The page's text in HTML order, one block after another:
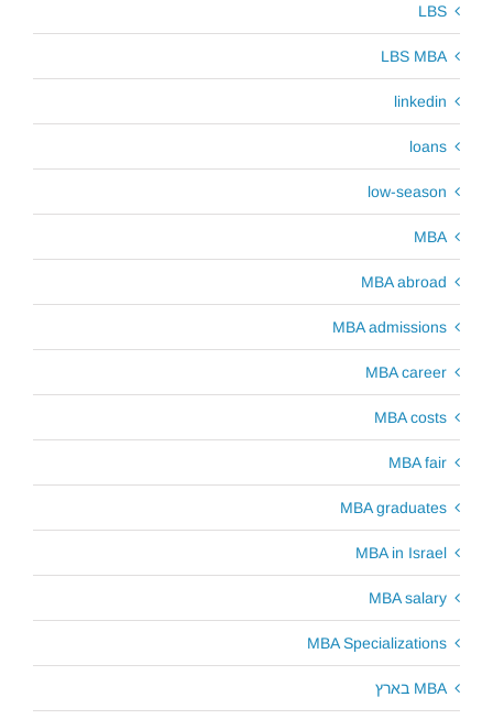
LBS
LBS MBA
linkedin
loans
low-season
MBA
MBA abroad
MBA admissions
MBA career
MBA costs
MBA fair
MBA graduates
MBA in Israel
MBA salary
MBA Specializations
MBA בארץ